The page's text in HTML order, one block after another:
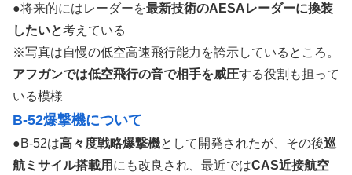
●将来的にはレーダーを最新技術のAESAレーダーに換装
したいと考えている
※写真は自慢の低空高速飛行能力を誇示しているところ。
アフガンでは低空飛行の音で相手を威圧する役割も担って
いる模様
B-52爆撃機について
●B-52は高々度戦略爆撃機として開発されたが、その後巡
航ミサイル搭載用 にも改良され、最近ではCAS近接航空